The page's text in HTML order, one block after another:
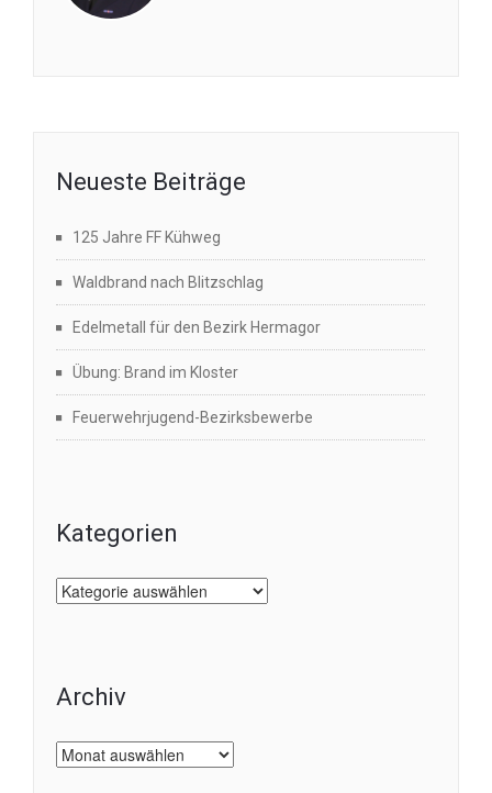
Neueste Beiträge
125 Jahre FF Kühweg
Waldbrand nach Blitzschlag
Edelmetall für den Bezirk Hermagor
Übung: Brand im Kloster
Feuerwehrjugend-Bezirksbewerbe
Kategorien
Kategorien
Archiv
Archiv